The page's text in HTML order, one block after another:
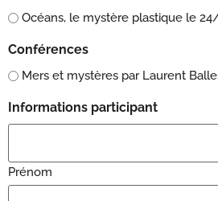
Océans, le mystère plastique le
Conférences
Mers et mystères par Laurent
Informations participant
Prénom